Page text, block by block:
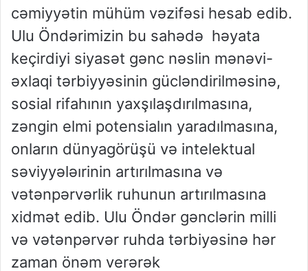
cəmiyyətin mühüm vəzifəsi hesab edib.
Ulu Öndərimizin bu sahədə həyata
keçirdiyi siyasət gənc nəslin mənəvi-
əxlaqi tərbiyyəsinin gücləndirilməsinə,
sosial rifahının yaxşılaşdırılmasına,
zəngin elmi potensialın yaradılmasına,
onların dünyagörüşü və intelektual
səviyyələırinin artırılmasına və
vətənpərvərlik ruhunun artırılmasına
xidmət edib. Ulu Öndər gənclərin milli
və vətənpərvər ruhda tərbiyəsinə hər
zaman önəm verərək